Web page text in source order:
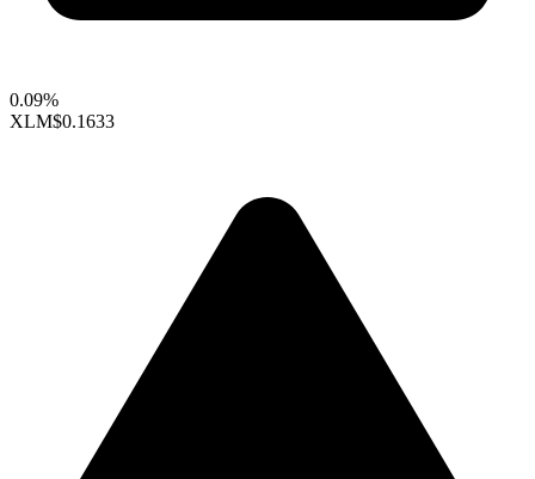
0.09%
XLM$0.1633